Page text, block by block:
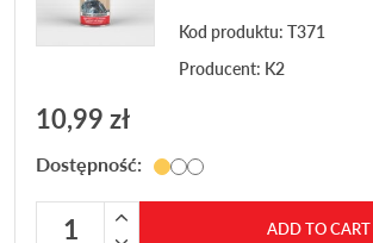
Kod produktu: T371
Producent: K2
10,99zł
Dostępność:
Płukanka silnika K2 MOTOR FLUSH
ADD TO CART